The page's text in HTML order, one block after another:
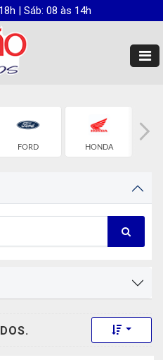
| Sáb: 08 às 14h
FORD HONDA
Toggle